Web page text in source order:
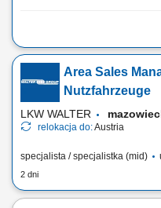
Twoje codzienne zadania
supermarketowe. Będziesz:
ręcznego lub systemu voice
produkt, w odpowiedniej ilości i
były gotowe do...
Area Sales
Nutzfahrzeuge
LKW WALTER
relokacja do:Austria
specjalista / specjalistka (mid)
2 dni